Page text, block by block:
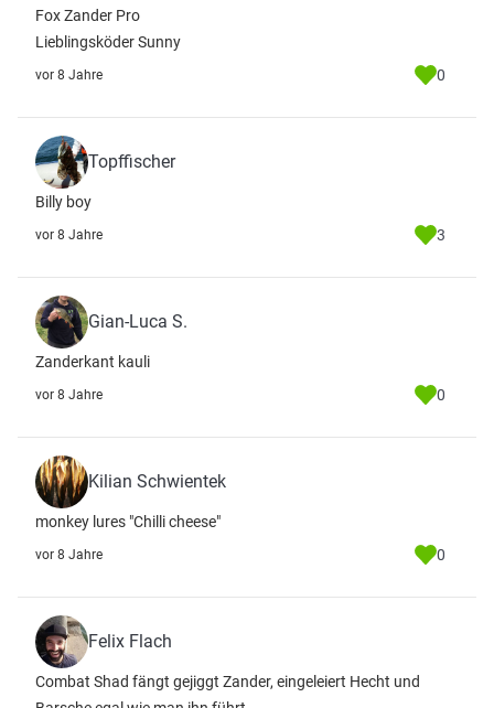
Fox Zander Pro
Lieblingsköder Sunny
vor 8 Jahre 0
Topffischer
Billy boy
vor 8 Jahre 3
Gian-Luca S.
Zanderkant kauli
vor 8 Jahre 0
Kilian Schwientek
monkey lures "Chilli cheese"
vor 8 Jahre 0
Felix Flach
Combat Shad fängt gejiggt Zander, eingeleiert Hecht und